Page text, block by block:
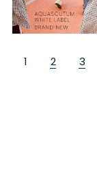
1 2 3